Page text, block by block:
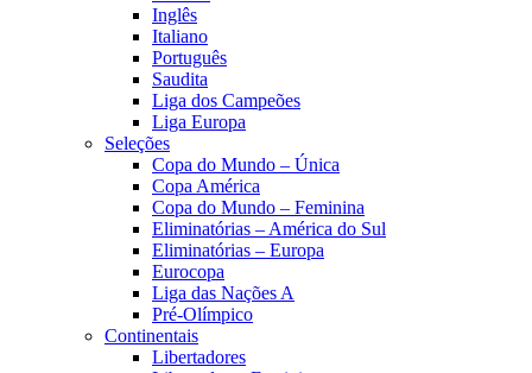
Inglês
Italiano
Português
Saudita
Liga dos Campeões
Liga Europa
Seleções
Copa do Mundo – Única
Copa América
Copa do Mundo – Feminina
Eliminatórias – América do Sul
Eliminatórias – Europa
Eurocopa
Liga das Nações A
Pré-Olímpico
Continentais
Libertadores